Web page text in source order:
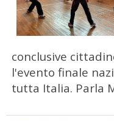
conclusive
l'evento finale
tutta Italia. Parla